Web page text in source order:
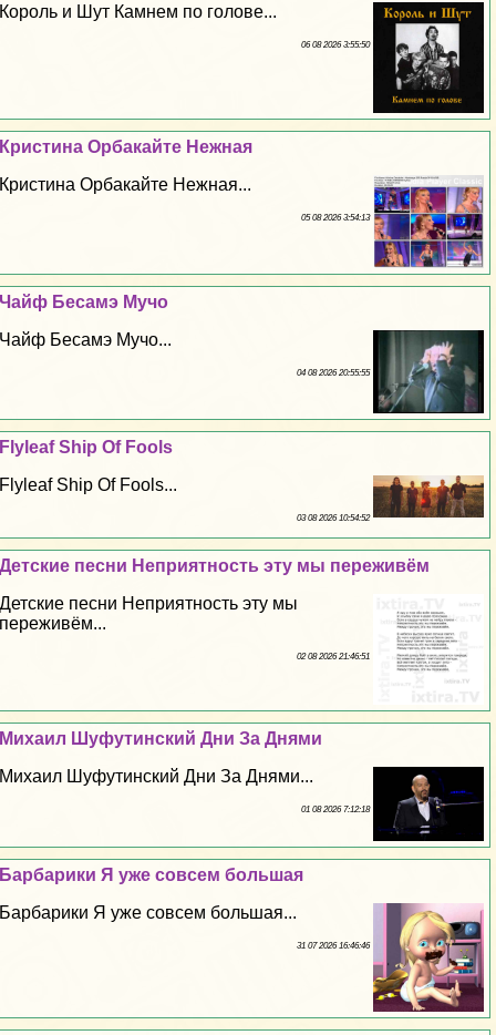
Король и Шут Камнем по голове...
06 08 2026 3:55:50
Кристина Орбакайте Нежная
Кристина Орбакайте Нежная...
05 08 2026 3:54:13
Чайф Бесамэ Мучо
Чайф Бесамэ Мучо...
04 08 2026 20:55:55
Flyleaf Ship Of Fools
Flyleaf Ship Of Fools...
03 08 2026 10:54:52
Детские песни Неприятность эту мы переживём
Детские песни Неприятность эту мы
переживём...
02 08 2026 21:46:51
Михаил Шуфутинский Дни За Днями
Михаил Шуфутинский Дни За Днями...
01 08 2026 7:12:18
Барбарики Я уже совсем большая
Барбарики Я уже совсем большая...
31 07 2026 16:46:46